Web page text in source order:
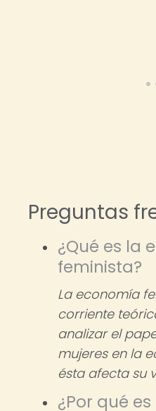
Preguntas
¿Qué es la
feminista?
La economía
corriente
analizar el
mujeres en la
ésta afecta su
¿Por qué